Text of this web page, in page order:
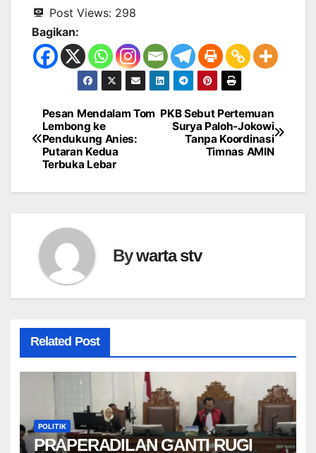
Post Views: 298
Bagikan:
Navigasi
pos
PKB Sebut Pertemuan
Surya Paloh-Jokowi
Tanpa Koordinasi
Timnas AMIN
Pesan Mendalam Tom
Lembong ke
Pendukung Anies:
Putaran Kedua
Terbuka Lebar
Bywarta stv
Related Post
POLITIK
PRAPERADILAN GANTI RUGI